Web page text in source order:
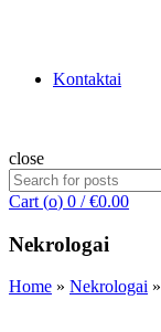
Kontaktai
close
Search
for:
Cart (o) 0 / €0.00
Nekrologai
Home » Nekrologai »